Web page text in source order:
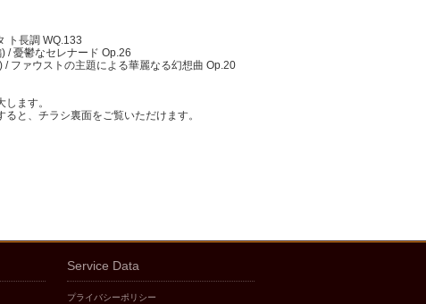
ト長調 WQ.133
/ 憂鬱なセレナード Op.26
/ ファウストの主題による華麗なる幻想曲 Op.20
ます。
と、チラシ裏面をご覧いただけます。
Service Data
プライバシーポリシー